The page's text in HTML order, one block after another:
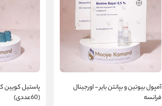
آمپول بیوتین و بپانتن بایر - اورجینال
فرانسه
پاستیل
(60عددی)